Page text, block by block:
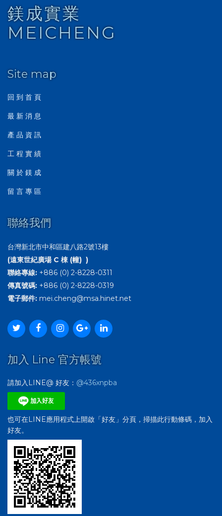
鎂成實業
MEICHENG
Site map
回 到 首 頁
最 新 消 息
產 品 資 訊
工 程 實 績
關 於 鎂 成
留 言 專 區
聯絡我們
台灣新北市中和區建八路2號13樓
(遠東世紀廣場 C 棟 (幢) )
聯絡專線: +886 (0) 2-8228-0311
傳真號碼: +886 (0) 2-8228-0319
電子郵件: mei.cheng@msa.hinet.net
加入 Line 官方帳號
請加入LINE@ 好友： @436xnpba
也可在LINE應用程式上開啟「好友」分頁，掃描此行動條碼，加入
好友。